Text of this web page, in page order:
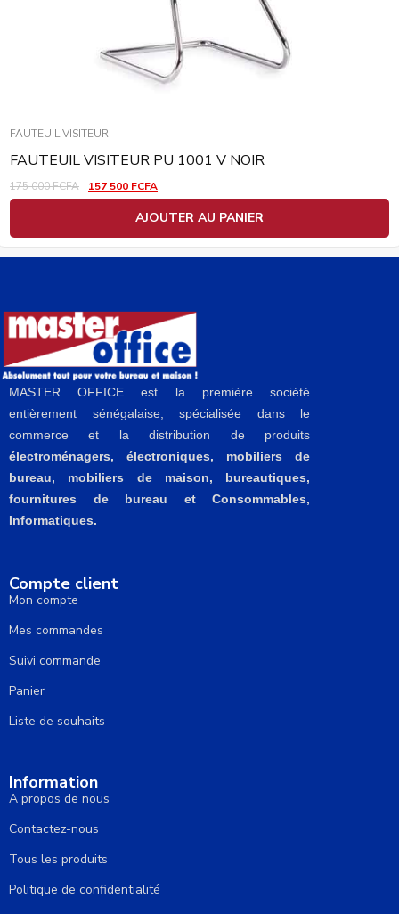
FAUTEUIL VISITEUR
FAUTEUIL VISITEUR PU 1001 V NOIR
175 000FCFA 157 500 FCFA
AJOUTER AU PANIER
MASTER OFFICE est la première société
entièrement sénégalaise, spécialisée dans le
commerce et la distribution de produits
électroménagers, électroniques, mobiliers de
bureau, mobiliers de maison, bureautiques,
fournitures de bureau et Consommables,
Informatiques.
Compte client
Mon compte
Mes commandes
Suivi commande
Panier
Liste de souhaits
Information
A propos de nous
Contactez-nous
Tous les produits
Politique de confidentialité